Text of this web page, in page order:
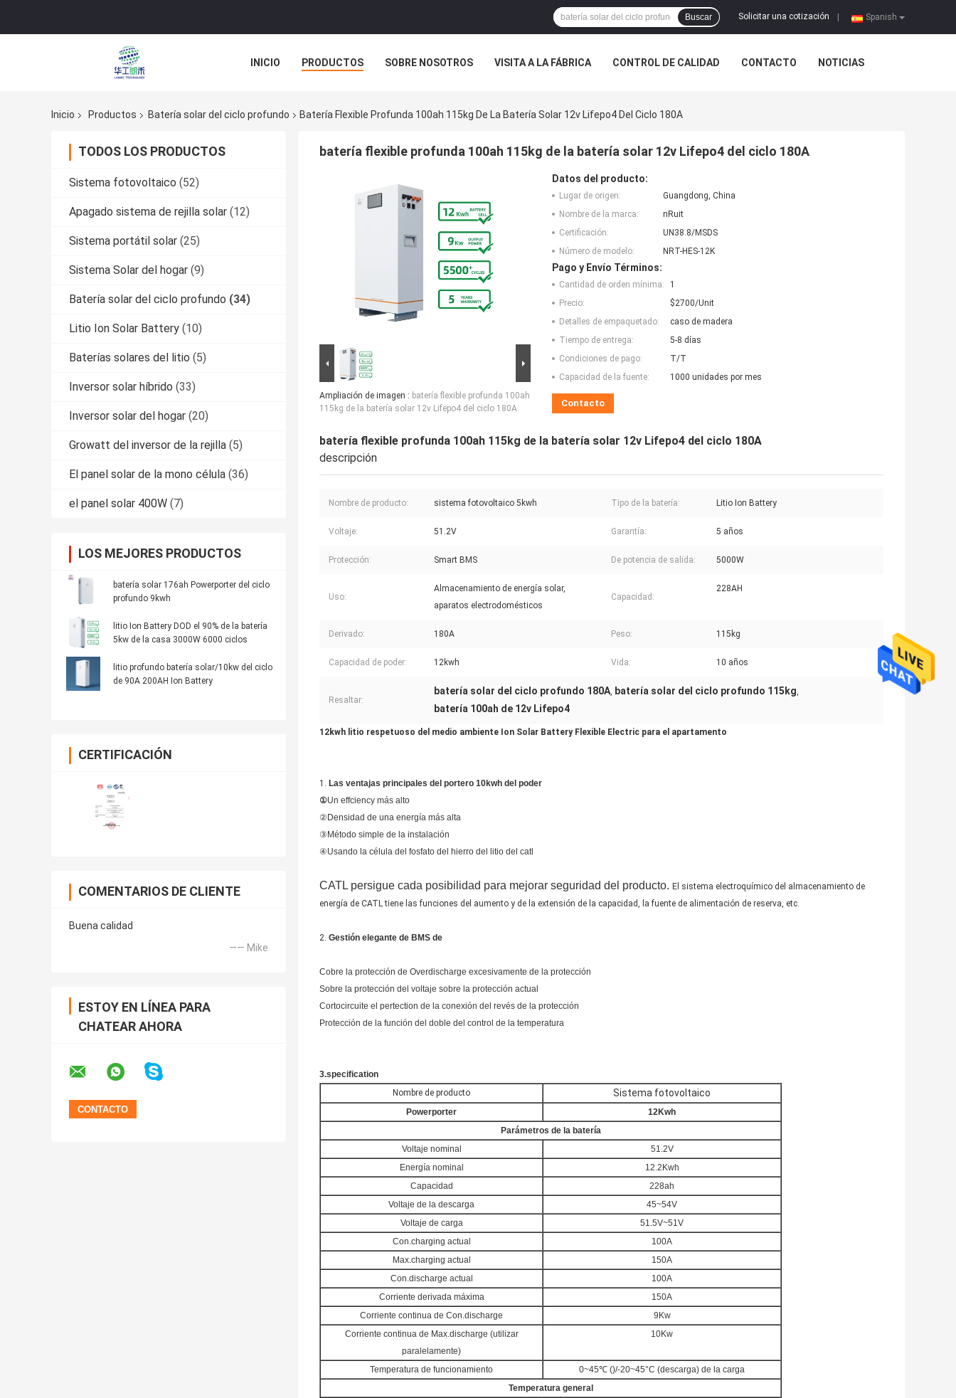
Spanish
Solicitar una cotización
Buscar
INICIO PRODUCTOS SOBRE NOSOTROS VISITA A LA FÁBRICA CONTROL DE CALIDAD CONTACTO NOTICIAS
Inicio
Productos Batería solar del ciclo profundo Batería Flexible Profunda 100ah 115kg De La Batería Solar 12v Lifepo4 Del Ciclo 180A
TODOS LOS PRODUCTOS
Sistema fotovoltaico (52)
Apagado sistema de rejilla solar (12)
Sistema portátil solar (25)
Sistema Solar del hogar (9)
Batería solar del ciclo profundo (34)
Litio Ion Solar Battery (10)
Baterías solares del litio (5)
Inversor solar híbrido (33)
Inversor solar del hogar (20)
Growatt del inversor de la rejilla (5)
El panel solar de la mono célula (36)
el panel solar 400W (7)
LOS MEJORES PRODUCTOS
batería solar 176ah Powerporter del ciclo
profundo 9kwh
litio Ion Battery DOD el 90% de la batería
5kw de la casa 3000W 6000 ciclos
litio profundo batería solar/10kw del ciclo
de 90A 200AH Ion Battery
CERTIFICACIÓN
COMENTARIOS DE CLIENTE
Buena calidad
—— Mike
ESTOY EN LÍNEA PARA
CHATEAR AHORA
batería flexible profunda 100ah 115kg de la batería solar 12v Lifepo4 del ciclo 180A
Ampliación de imagen : batería flexible profunda 100ah
115kg de la batería solar 12v Lifepo4 del ciclo 180A
Datos del producto:
Lugar de origen:
Guangdong, China
Nombre de la marca:
nRuit
Certificación:
UN38.8/MSDS
Número de modelo:
NRT-HES-12K
Pago y Envío Términos:
Cantidad de orden mínima:
1
Precio:
$2700/Unit
Detalles de empaquetado:
caso de madera
Tiempo de entrega:
5-8 días
Condiciones de pago:
T/T
Capacidad de la fuente:
1000 unidades por mes
Contacto
batería flexible profunda 100ah 115kg de la batería solar 12v Lifepo4 del ciclo 180A
descripción
Nombre de producto: sistema fotovoltaico 5kwh Tipo de la batería: Litio Ion Battery
Voltaje: 51.2V Garantía: 5 años
Protección: Smart BMS De potencia de salida: 5000W
Uso:
Almacenamiento de energía solar,
aparatos electrodomésticos
Capacidad:
228AH
Derivado: 180A Peso: 115kg
Capacidad de poder: 12kwh Vida: 10 años
Resaltar:
batería solar del ciclo profundo 180A, batería solar del ciclo profundo 115kg,
batería 100ah de 12v Lifepo4
12kwh litio respetuoso del medio ambiente Ion Solar Battery Flexible Electric para el apartamento
1. Las ventajas principales del portero 10kwh del poder
①Un effciency más alto
②Densidad de una energía más alta
③Método simple de la instalación
④Usando la célula del fosfato del hierro del litio del catl
CATL persigue cada posibilidad para mejorar seguridad del producto. El sistema electroquímico del almacenamiento de
energía de CATL tiene las funciones del aumento y de la extensión de la capacidad, la fuente de alimentación de reserva, etc.
2. Gestión elegante de BMS de
Cobre la protección de Overdischarge excesivamente de la protección
Sobre la protección del voltaje sobre la protección actual
Cortocircuite el pertection de la conexión del revés de la protección
Protección de la función del doble del control de la temperatura
3.specification
Nombre de producto
Sistema fotovoltaico
Powerporter
12Kwh
Parámetros de la batería
Voltaje nominal
51.2V
Energía nominal
12.2Kwh
Capacidad
228ah
Voltaje de la descarga
45~54V
Voltaje de carga
51.5V~51V
Con.charging actual
100A
Max.charging actual
150A
Con.discharge actual
100A
Corriente derivada máxima
150A
Corriente continua de Con.discharge
9Kw
Corriente continua de Max.discharge (utilizar
paralelamente)
10Kw
Temperatura de funcionamiento
0~45℃ ()/-20~45°C (descarga) de la carga
Temperatura general